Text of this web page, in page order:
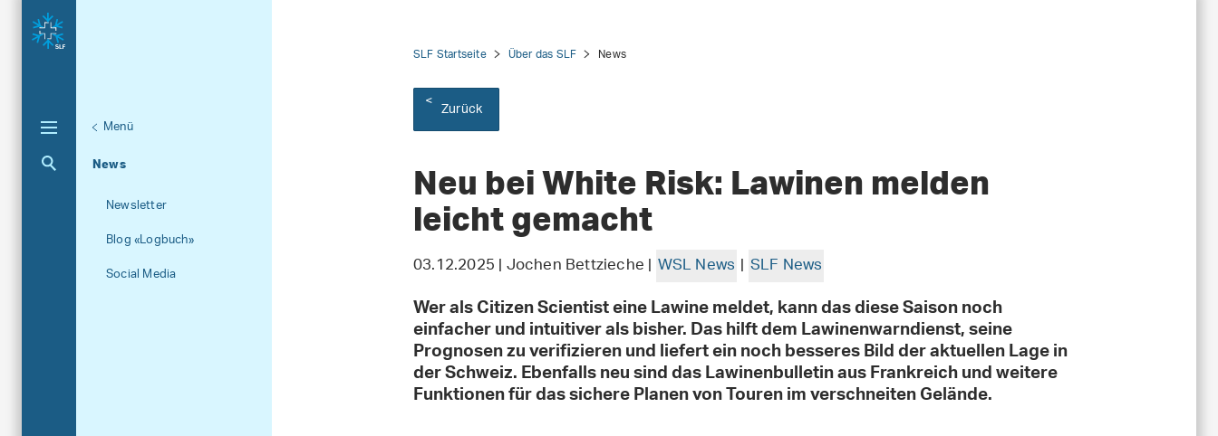
Unternavigation
Menü
News
Aktuelle Navigation
Newsletter
Blog «Logbuch»
Social Media
SLF Startseite Über das SLF News
Zurück
Neu bei White Risk: Lawinen melden
leicht gemacht
03.12.2025 | Jochen Bettzieche | WSL News | SLF News
Wer als Citizen Scientist eine Lawine meldet, kann das diese Saison noch
einfacher und intuitiver als bisher. Das hilft dem Lawinenwarndienst, seine
Prognosen zu verifizieren und liefert ein noch besseres Bild der aktuellen Lage in
der Schweiz. Ebenfalls neu sind das Lawinenbulletin aus Frankreich und weitere
Funktionen für das sichere Planen von Touren im verschneiten Gelände.